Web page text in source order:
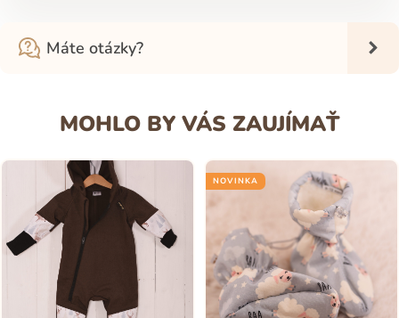
Máte otázky?
MOHLO BY VÁS ZAUJÍMAŤ
NOVINKA